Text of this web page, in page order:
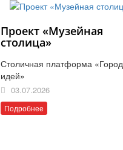
Проект «Музейная
столица»
Столичная платформа «Город
идей»
03.07.2026
Подробнее